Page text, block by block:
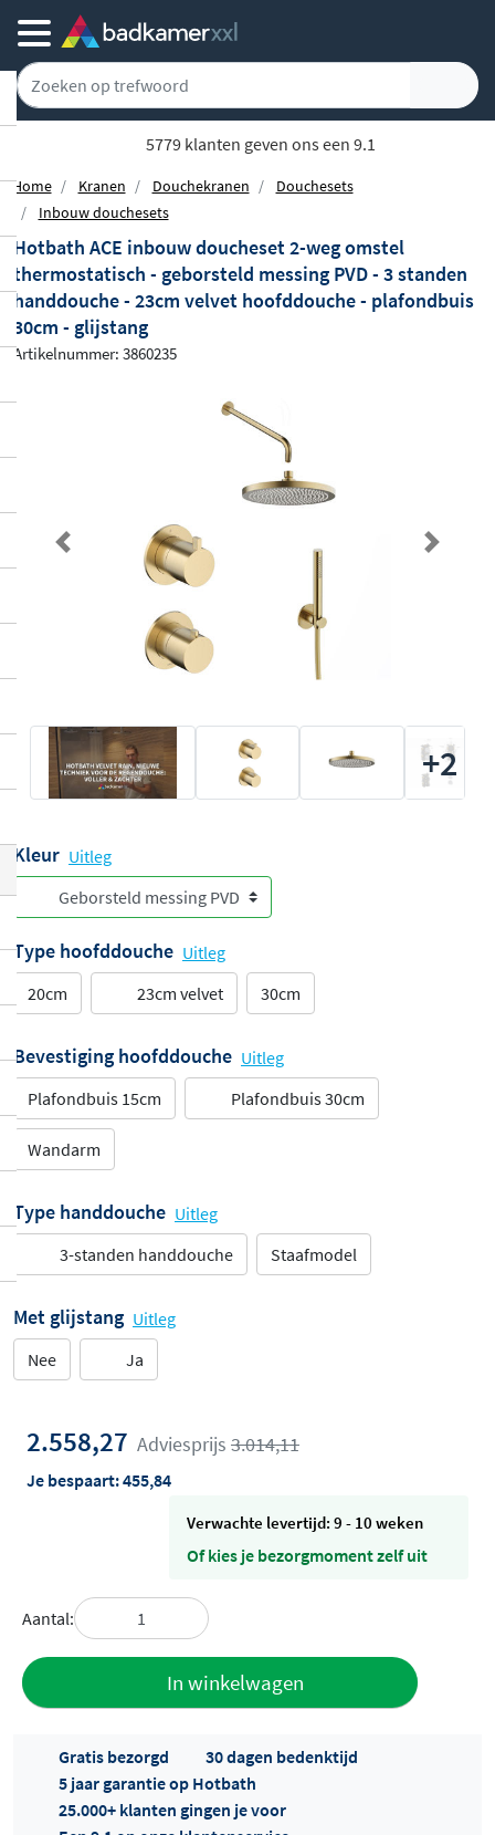
5779 klanten geven ons een 9.1
Home Kranen Douchekranen
Douchesets
Inbouw douchesets
Hotbath ACE inbouw doucheset 2-weg omstel
thermostatisch - geborsteld messing PVD - 3 standen
handdouche - 23cm velvet hoofddouche - plafondbuis
30cm - glijstang
Artikelnummer: 3860235
Previous Next
+2
Kleur Uitleg
Type hoofddouche Uitleg
20cm
23cm velvet 30cm
Bevestiging hoofddouche Uitleg
Plafondbuis 15cm
Plafondbuis 30cm
Wandarm
Type handdouche Uitleg
3-standen handdouche
Staafmodel
Met glijstang Uitleg
Nee
Ja
2.558,27 Adviesprijs 3.014,11
Je bespaart:455,84
Verwachte levertijd: 9 - 10 weken
Of kies je bezorgmoment zelf uit
Aantal:
In winkelwagen
Gratis bezorgd
30 dagen bedenktijd
5 jaar garantie op Hotbath
25.000+ klanten gingen je voor